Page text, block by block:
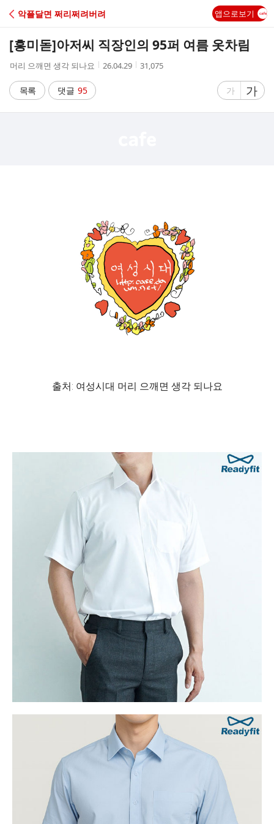
C
A
악플달면 쩌리쩌려버려 앱으로보기
[흥미돋]아저씨 직장인의 95퍼 여름 옷차림
작
자
머리 으깨면 생각 되나요
작
26.04.29
조
31,075
목록 댓글 95
글
가
글
자
가
출처: 여성시대 머리 으깨면 생각 되나요